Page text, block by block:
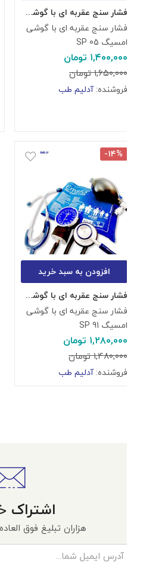
فشار سنج عقربه ای با گوشی امسیگ SP 05
فشار سنج عقربه ای با گوشی
امسیگ SP 05
۱,۴۰۰,۰۰۰تومان
۱,۶۵۰,۰۰۰تومان
فروشنده:آدلیم طب
افزودن به سبد خرید
-۱۴%
فشار سنج عقربه ای با گوشی امسیگ SP 91
فشار سنج عقربه ای با گوشی
امسیگ SP 91
۱,۲۸۰,۰۰۰ تومان
۱,۴۸۰,۰۰۰تومان
فروشنده:آدلیم طب
اشتراک
هزاران تبلیغ فوق